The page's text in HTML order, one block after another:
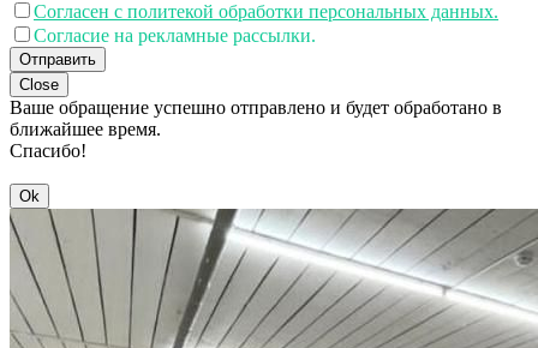
Согласен с политекой обработки персональных данных.
Согласие на рекламные рассылки.
Отправить
Close
Ваше обращение успешно отправлено и будет обработано в
ближайшее время.
Спасибо!
Ok